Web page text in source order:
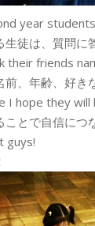
year
生徒は、質問に
their friends
前、年齢、好き
I hope they
とで自信につ
guys!